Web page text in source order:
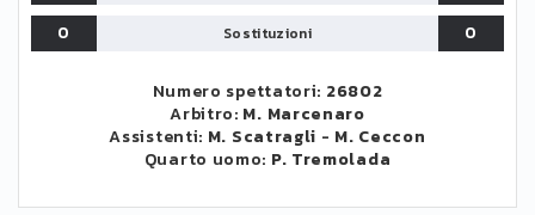
0
Sostituzioni 0
Numero spettatori: 26802
Arbitro: M. Marcenaro
Assistenti: M. Scatragli - M. Ceccon
Quarto uomo: P. Tremolada